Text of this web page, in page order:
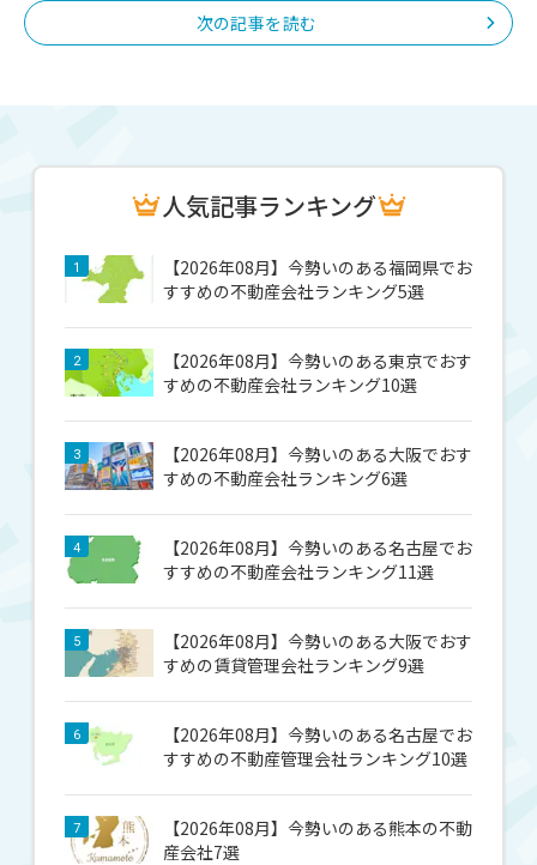
次の記事を読む
人気記事ランキング
1
【2026年08月】今勢いのある福岡県でお
すすめの不動産会社ランキング5選
2
【2026年08月】今勢いのある東京でおす
すめの不動産会社ランキング10選
3
【2026年08月】今勢いのある大阪でおす
すめの不動産会社ランキング6選
4
【2026年08月】今勢いのある名古屋でお
すすめの不動産会社ランキング11選
5
【2026年08月】今勢いのある大阪でおす
すめの賃貸管理会社ランキング9選
6
【2026年08月】今勢いのある名古屋でお
すすめの不動産管理会社ランキング10選
7
【2026年08月】今勢いのある熊本の不動
産会社7選